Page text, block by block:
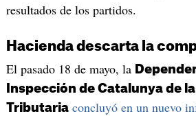
resultados de los partidos.
Hacienda descarta la
El pasado 18 de mayo, la
Inspección de Catalunya de
Tributaria concluyó en un nuevo